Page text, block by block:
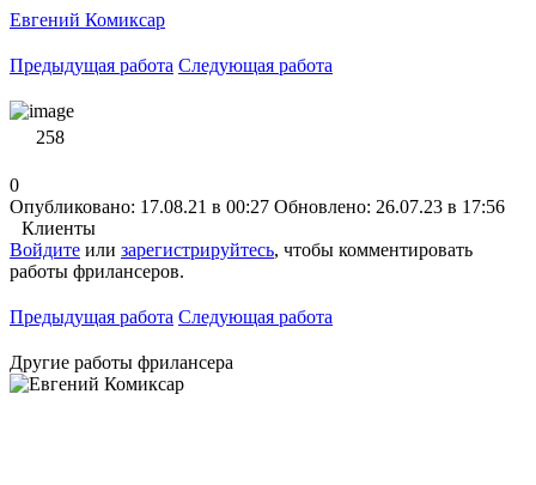
Евгений Комиксар
Предыдущая работа Следующая работа
258
0
Опубликовано: 17.08.21 в 00:27 Обновлено: 26.07.23 в 17:56
Клиенты
Войдите или зарегистрируйтесь, чтобы комментировать
работы фрилансеров.
Предыдущая работа Следующая работа
Другие работы фрилансера